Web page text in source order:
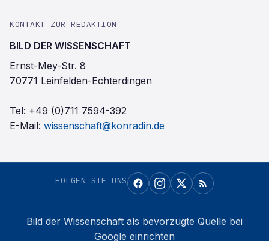
KONTAKT ZUR REDAKTION
BILD DER WISSENSCHAFT
Ernst-Mey-Str. 8
70771 Leinfelden-Echterdingen
Tel: +49 (0)711 7594-392
E-Mail: wissenschaft@konradin.de
FOLGEN SIE UNS
Bild der Wissenschaft als bevorzugte Quelle bei
Google einrichten